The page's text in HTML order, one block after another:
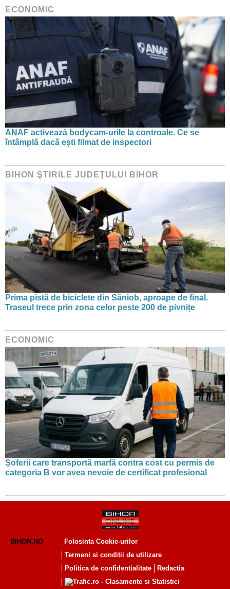
ECONOMIC
ANAF activează bodycam-urile la controale. Ce se
întâmplă dacă ești filmat de inspectori
BIHON ŞTIRILE JUDEŢULUI BIHOR
Prima pistă de biciclete din Sâniob, aproape de final.
Traseul trece prin zona celor peste 200 de pivnițe
ECONOMIC
Șoferii care transportă marfă contra cost cu permis de
categoria B vor avea nevoie de certificat profesional
BIHON.RO
Folosinta Cookie-urilor
Termeni si conditii de utilizare
Politica de confidentialitate
Redactia